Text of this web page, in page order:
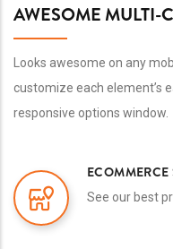
AWESOME MULTI-
Looks awesome on any
customize each element’s
responsive options window.
See our best